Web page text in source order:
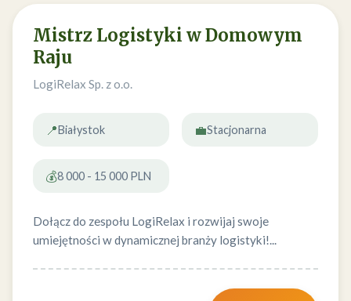
Mistrz Logistyki w Domowym
Raju
LogiRelax Sp. z o.o.
📍Białystok 💼Stacjonarna
💰8 000 - 15 000 PLN
Dołącz do zespołu LogiRelax i rozwijaj swoje
umiejętności w dynamicznej branży logistyki!...